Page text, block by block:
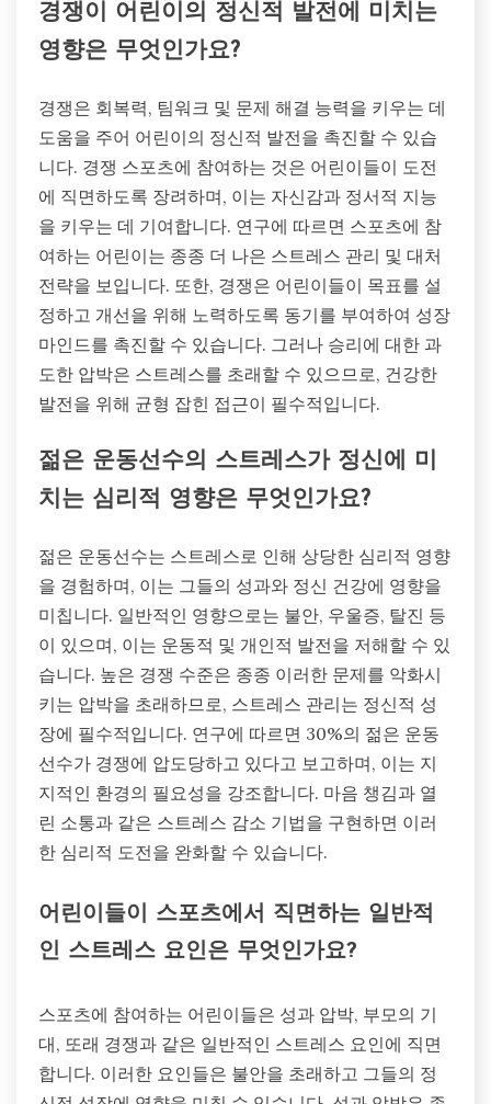
경쟁이 어린이의 정신적 발전에 미치는
영향은 무엇인가요?
경쟁은 회복력, 팀워크 및 문제 해결 능력을 키우는 데
도움을 주어 어린이의 정신적 발전을 촉진할 수 있습
니다. 경쟁 스포츠에 참여하는 것은 어린이들이 도전
에 직면하도록 장려하며, 이는 자신감과 정서적 지능
을 키우는 데 기여합니다. 연구에 따르면 스포츠에 참
여하는 어린이는 종종 더 나은 스트레스 관리 및 대처
전략을 보입니다. 또한, 경쟁은 어린이들이 목표를 설
정하고 개선을 위해 노력하도록 동기를 부여하여 성장
마인드를 촉진할 수 있습니다. 그러나 승리에 대한 과
도한 압박은 스트레스를 초래할 수 있으므로, 건강한
발전을 위해 균형 잡힌 접근이 필수적입니다.
젊은 운동선수의 스트레스가 정신에 미
치는 심리적 영향은 무엇인가요?
젊은 운동선수는 스트레스로 인해 상당한 심리적 영향
을 경험하며, 이는 그들의 성과와 정신 건강에 영향을
미칩니다. 일반적인 영향으로는 불안, 우울증, 탈진 등
이 있으며, 이는 운동적 및 개인적 발전을 저해할 수 있
습니다. 높은 경쟁 수준은 종종 이러한 문제를 악화시
키는 압박을 초래하므로, 스트레스 관리는 정신적 성
장에 필수적입니다. 연구에 따르면 30%의 젊은 운동
선수가 경쟁에 압도당하고 있다고 보고하며, 이는 지
지적인 환경의 필요성을 강조합니다. 마음 챙김과 열
린 소통과 같은 스트레스 감소 기법을 구현하면 이러
한 심리적 도전을 완화할 수 있습니다.
어린이들이 스포츠에서 직면하는 일반적
인 스트레스 요인은 무엇인가요?
스포츠에 참여하는 어린이들은 성과 압박, 부모의 기
대, 또래 경쟁과 같은 일반적인 스트레스 요인에 직면
합니다. 이러한 요인들은 불안을 초래하고 그들의 정